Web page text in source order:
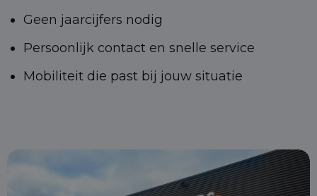
Geen jaarcijfers nodig
Persoonlijk contact en snelle service
Mobiliteit die past bij jouw situatie